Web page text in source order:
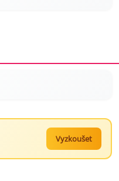
Vyzkoušet